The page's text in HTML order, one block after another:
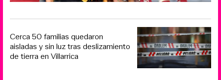
Cerca 50 familias quedaron
aisladas y sin luz tras deslizamiento
de tierra en Villarrica